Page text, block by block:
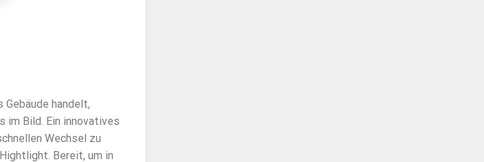
Gebäude handelt,
im Bild. Ein innovatives
Wechsel zu
Bereit, um in